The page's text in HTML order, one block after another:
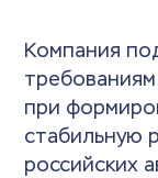
Компания
при
стабильную
российских